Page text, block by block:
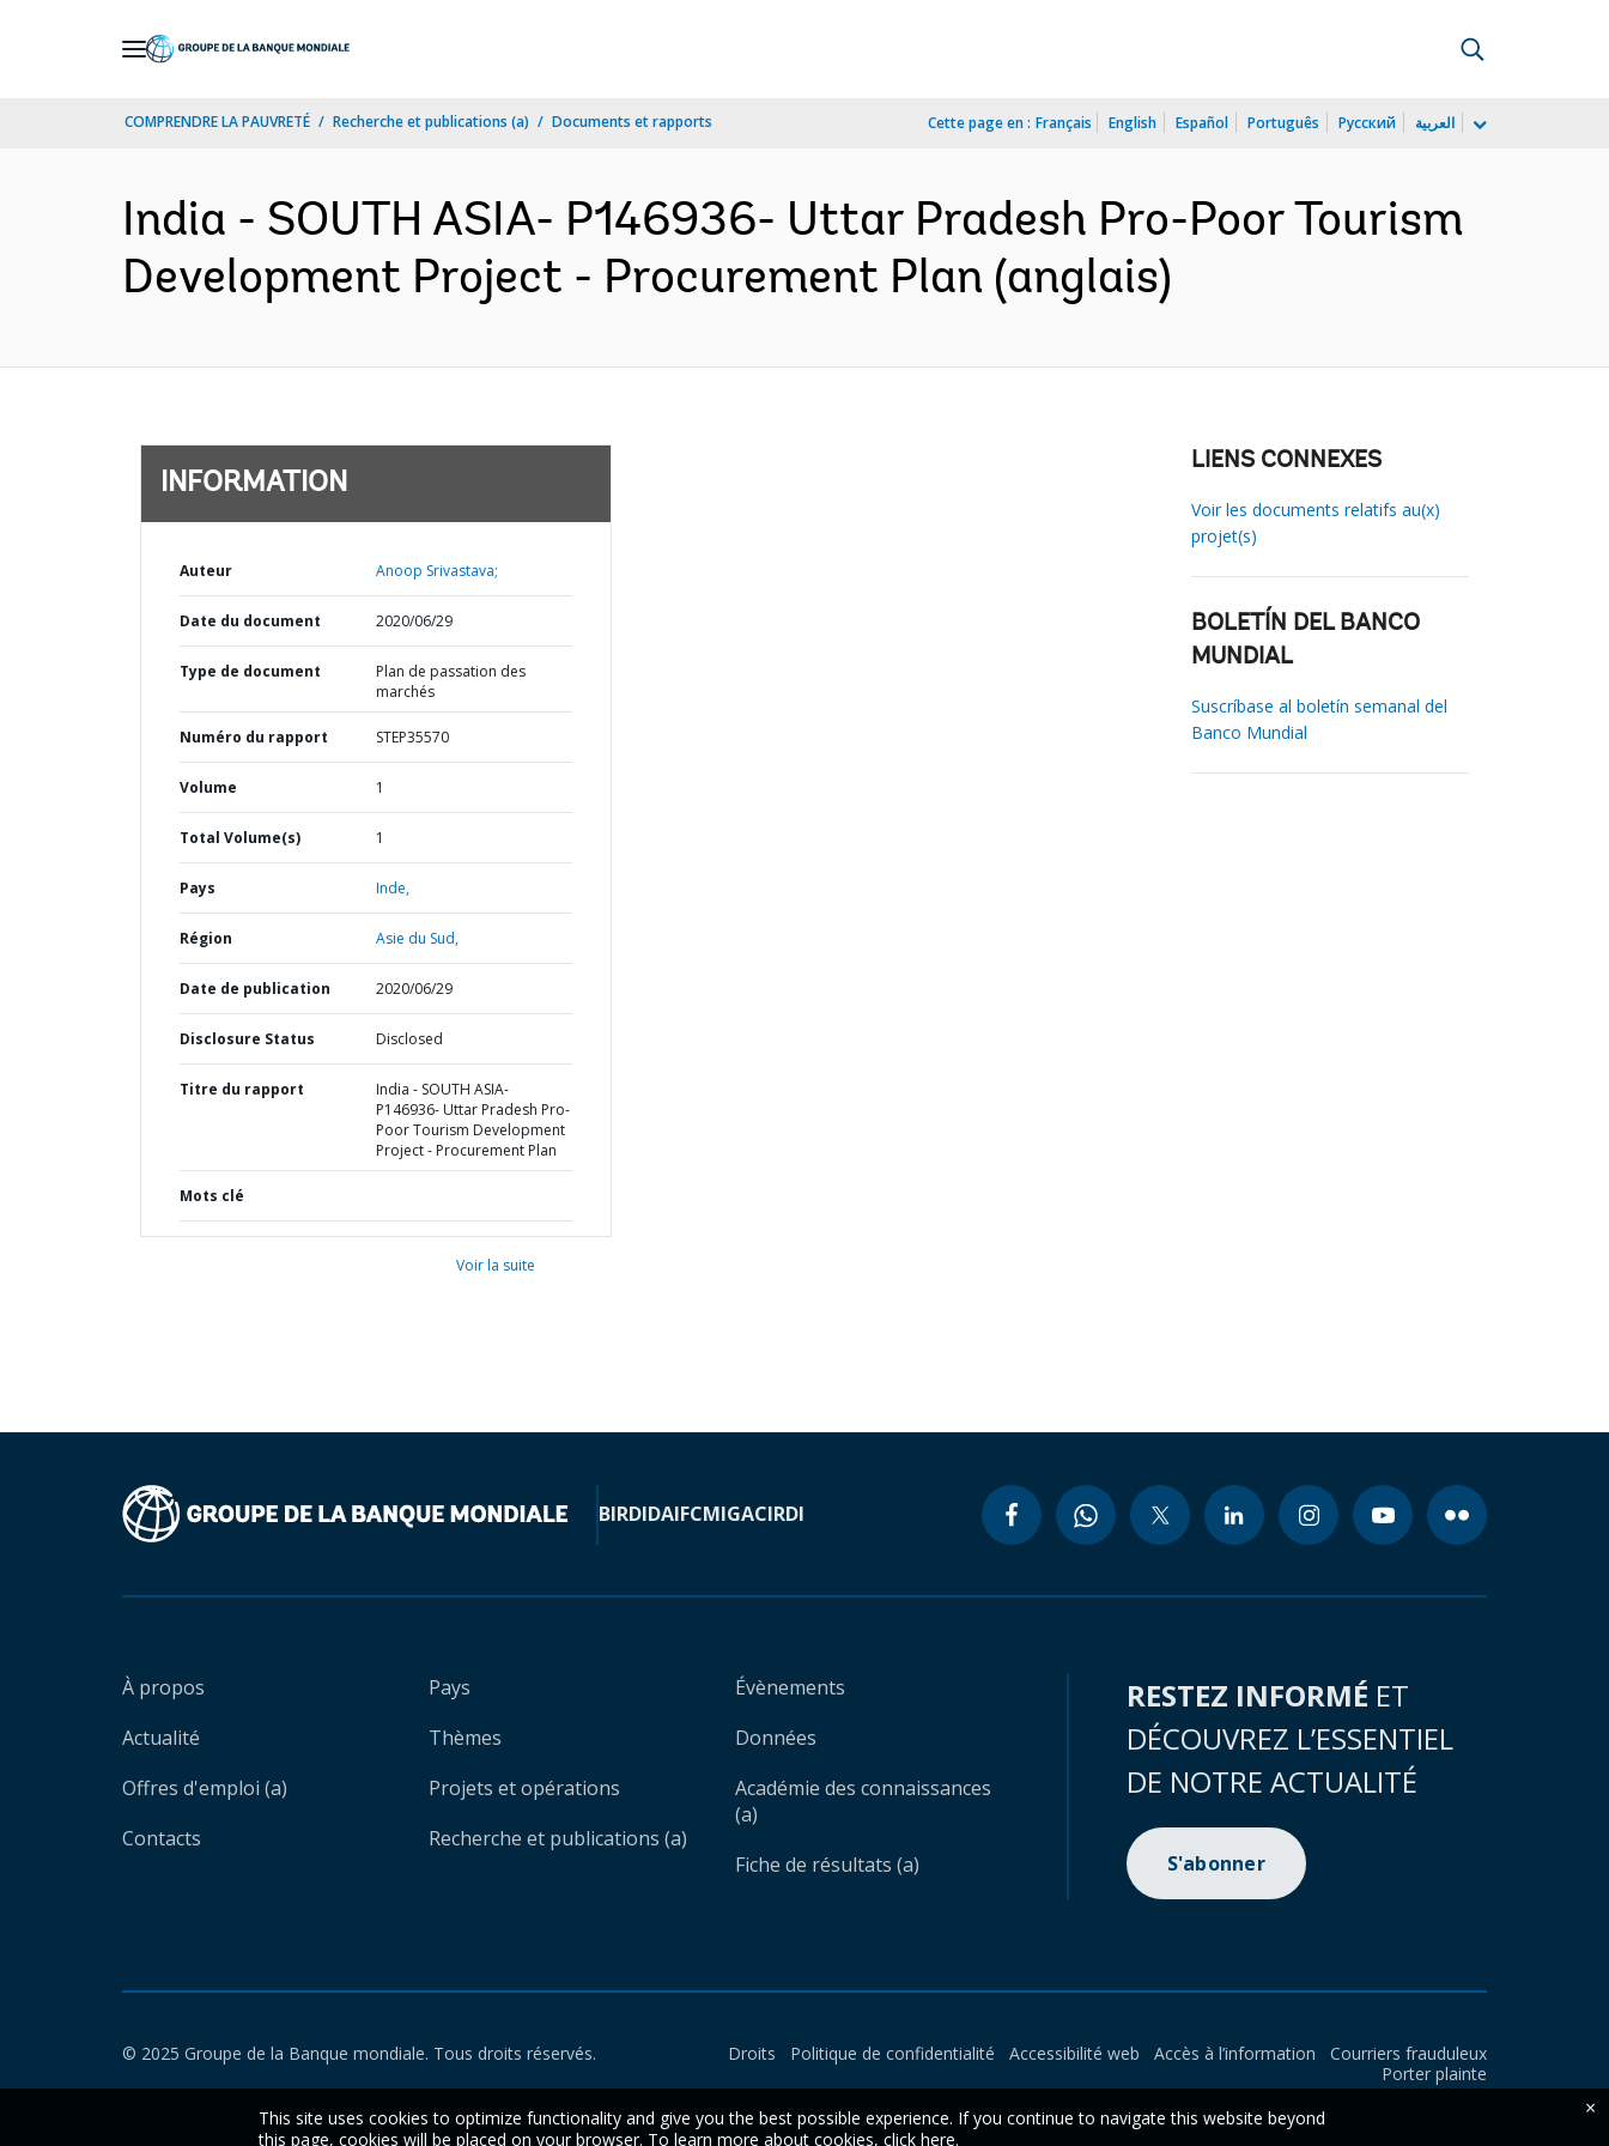
COMPRENDRE LA PAUVRETÉ Recherche et publications (a) Documents et rapports Cette page en : Français English Español Português Русский العربية
India - SOUTH ASIA- P146936- Uttar Pradesh Pro-Poor Tourism
Development Project - Procurement Plan (anglais)
INFORMATION
Auteur Anoop Srivastava;
Date du document 2020/06/29
Type de document
Plan de passation des
marchés
Numéro du rapport STEP35570
Volume 1
Total Volume(s) 1
Pays Inde,
Région Asie du Sud,
Date de publication 2020/06/29
Disclosure Status Disclosed
Titre du rapport
India - SOUTH ASIA-
P146936- Uttar Pradesh Pro-
Poor Tourism Development
Project - Procurement Plan
Mots clé
Voir la suite
LIENS CONNEXES
Voir les documents relatifs au(x)
projet(s)
BOLETÍN DEL BANCO
MUNDIAL
Suscríbase al boletín semanal del
Banco Mundial
BIRDIDAIFCMIGACIRDI
À propos
Actualité
Offres d'emploi (a)
Contacts
Pays
Thèmes
Projets et opérations
Recherche et publications (a)
Évènements
Données
Académie des connaissances
(a)
Fiche de résultats (a)
RESTEZ INFORMÉ ET
DÉCOUVREZ L’ESSENTIEL
DE NOTRE ACTUALITÉ
S'abonner
© 2025 Groupe de la Banque mondiale. Tous droits réservés. Droits Politique de confidentialité Accessibilité web Accès à l’information
Courriers frauduleux
Porter plainte
This site uses cookies to optimize functionality and give you the best possible experience. If you continue to navigate this website beyond
this page, cookies will be placed on your browser. To learn more about cookies, click here.
×